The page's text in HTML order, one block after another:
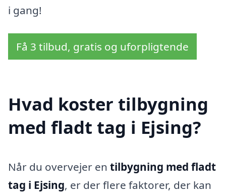
i gang!
Få 3 tilbud, gratis og uforpligtende
Hvad koster tilbygning
med fladt tag i Ejsing?
Når du overvejer en tilbygning med fladt
tag i Ejsing, er der flere faktorer, der kan